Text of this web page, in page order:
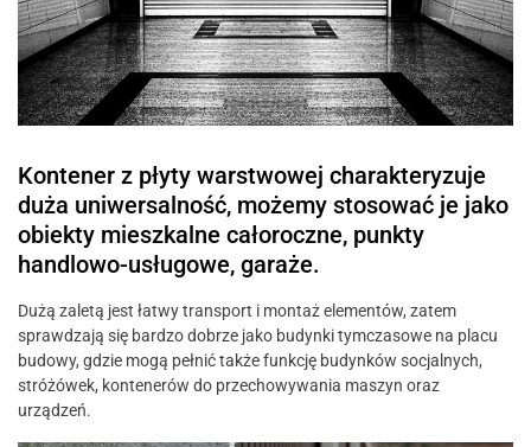
Kontener z płyty warstwowej charakteryzuje
duża uniwersalność, możemy stosować je jako
obiekty mieszkalne całoroczne, punkty
handlowo-usługowe, garaże.
Dużą zaletą jest łatwy transport i montaż elementów, zatem
sprawdzają się bardzo dobrze jako budynki tymczasowe na placu
budowy, gdzie mogą pełnić także funkcję budynków socjalnych,
stróżówek, kontenerów do przechowywania maszyn oraz
urządzeń.